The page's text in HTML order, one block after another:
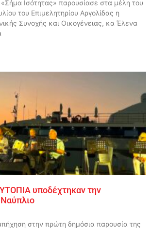
Ισότητας» παρουσίασε στα μέλη του
του Επιμελητηρίου Αργολίδας η
Συνοχής και Οικογένειας, κα Έλενα
υποδέχτηκαν την
στην πρώτη δημόσια παρουσία της